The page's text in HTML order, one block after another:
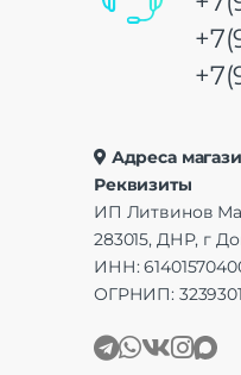
Адреса
Реквизиты
ИП Литвинов
283015, ДНР, г
ИНН:
ОГРНИП: